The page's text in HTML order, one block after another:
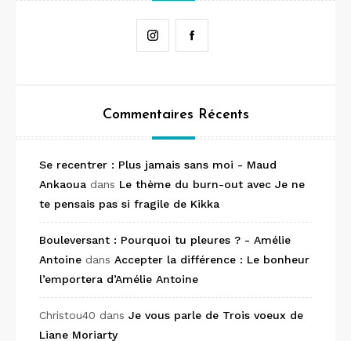
Instagram
Commentaires Récents
Se recentrer : Plus jamais sans moi - Maud
Ankaoua dans Le thème du burn-out avec Je ne
te pensais pas si fragile de Kikka
Bouleversant : Pourquoi tu pleures ? - Amélie
Antoine dans Accepter la différence : Le bonheur
l’emportera d’Amélie Antoine
Christou40 dans Je vous parle de Trois voeux de
Liane Moriarty